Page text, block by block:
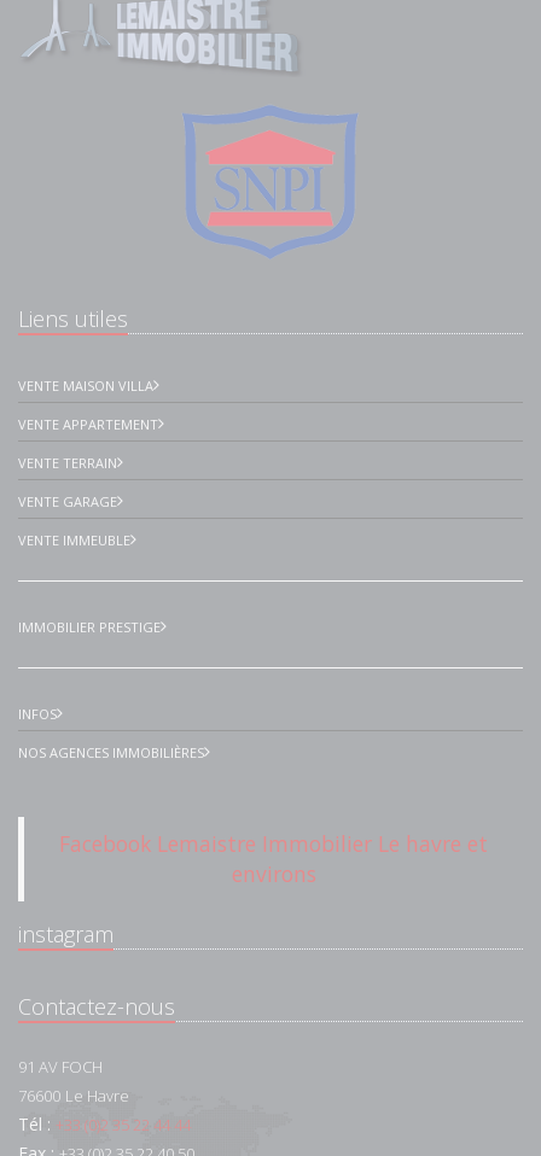
Liens utiles
VENTE MAISON VILLA
VENTE APPARTEMENT
VENTE TERRAIN
VENTE GARAGE
VENTE IMMEUBLE
IMMOBILIER PRESTIGE
INFOS
NOS AGENCES IMMOBILIÈRES
Facebook Lemaistre Immobilier Le havre et
environs
instagram
Contactez-nous
91 AV FOCH
76600 Le Havre
Tél : +33 (0)2 35 22 44 44